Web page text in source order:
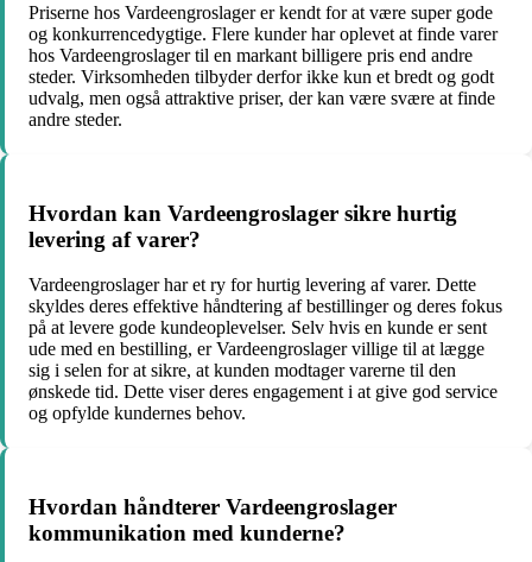
Priserne hos Vardeengroslager er kendt for at være super gode
og konkurrencedygtige. Flere kunder har oplevet at finde varer
hos Vardeengroslager til en markant billigere pris end andre
steder. Virksomheden tilbyder derfor ikke kun et bredt og godt
udvalg, men også attraktive priser, der kan være svære at finde
andre steder.
Hvordan kan Vardeengroslager sikre hurtig
levering af varer?
Vardeengroslager har et ry for hurtig levering af varer. Dette
skyldes deres effektive håndtering af bestillinger og deres fokus
på at levere gode kundeoplevelser. Selv hvis en kunde er sent
ude med en bestilling, er Vardeengroslager villige til at lægge
sig i selen for at sikre, at kunden modtager varerne til den
ønskede tid. Dette viser deres engagement i at give god service
og opfylde kundernes behov.
Hvordan håndterer Vardeengroslager
kommunikation med kunderne?